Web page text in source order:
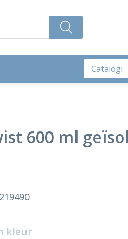
Catalogi
600 ml
219490
kleur